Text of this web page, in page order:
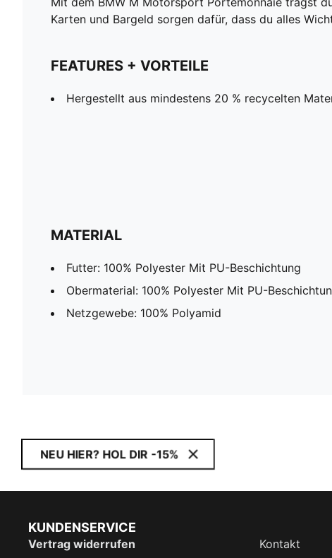
Karten und Bargeld sorgen dafür, dass du alles
FEATURES + VORTEILE
Hergestellt aus mindestens 20 % recycelten
MATERIAL
Futter: 100% Polyester Mit PU-Beschichtung
Obermaterial: 100% Polyester Mit PU-
Netzgewebe: 100% Polyamid
NEU HIER? HOL DIR -15%
KUNDENSERVICE
Vertrag widerrufen
Kontakt